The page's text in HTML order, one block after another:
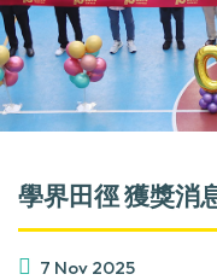
學界田徑 獲獎消
7 Nov 2025